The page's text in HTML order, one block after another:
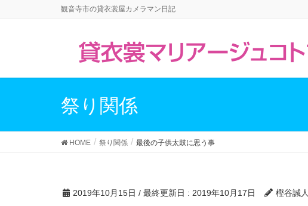
観音寺市の貸衣裳屋カメラマン日記
祭り関係
HOME 祭り関係 最後の子供太鼓に思う事
2019年10月15日 / 最終更新日 : 2019年10月17日 樫谷誠人